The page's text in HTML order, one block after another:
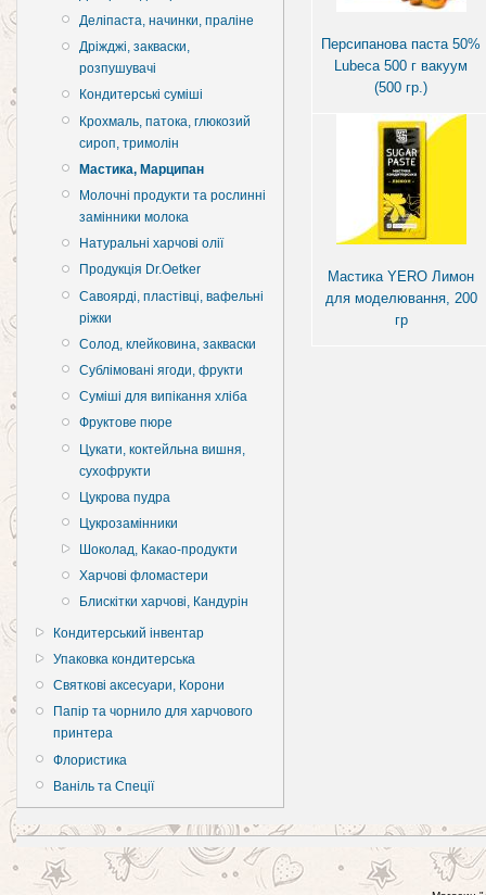
Деліпаста, начинки, праліне
Дріжджі, закваски,
розпушувачі
Кондитерські суміші
Крохмаль, патока, глюкозий
сироп, тримолін
Мастика, Марципан
Молочні продукти та рослинні
замінники молока
Натуральні харчові олії
Продукція Dr.Oetker
Савоярді, пластівці, вафельні
ріжки
Солод, клейковина, закваски
Сублімовані ягоди, фрукти
Суміші для випікання хліба
Фруктове пюре
Цукати, коктейльна вишня,
сухофрукти
Цукрова пудра
Цукрозамінники
Шоколад, Какао-продукти
Харчові фломастери
Блискітки харчові, Кандурін
Кондитерський інвентар
Упаковка кондитерська
Святкові аксесуари, Корони
Папір та чорнило для харчового
принтера
Флористика
Ваніль та Спеції
Персипанова паста 50%
Lubeca 500 г вакуум
(500 гр.)
Мастика YERO Лимон
для моделювання, 200
гр